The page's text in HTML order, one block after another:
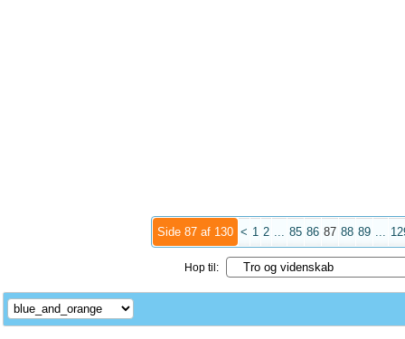
Side 87 af 130 < 1 2 ... 85 86 87 88 89 ...
Hop til: